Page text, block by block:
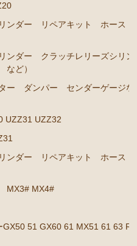
ールキット など）
ウント ベアリング ボー
など）
ルター ダンパー センダ
ートベアリング ドライブ
ー GX81 JZX81
リンダー リペアキット ホース
ンダー クラッチレリーズシリン
ど）
ー ダンパー センダーゲージな
UZZ31 UZZ32
リンダー リペアキット ホース
MX4#
51 GX60 61 MX51 61 63